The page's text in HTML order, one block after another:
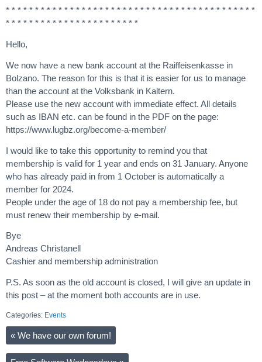
* * * * * * * * * * * * * * * * * * * * * * * * * * * * * * * * * * * * * * * * * * *
* * * * * * * * * * * * * * * * * * * * * * *
Hello,
We now have a new bank account at the Raiffeisenkasse in
Bolzano. The reason for this is that it is easier for us to manage
than the account at the Volksbank in Kaltern.
Please use the new account with immediate effect. All details
such as IBAN etc. can be found in the PDF on the page:
https://www.lugbz.org/become-a-member/
I would like to take this opportunity to remind you that
membership is valid for 1 year and ends on 31 January. Anyone
who has already paid in from 1 October is automatically a
member for 2024.
People under the age of 18 do not pay a membership fee, but
must renew their membership by e-mail.
Bye
Andreas Christanell
Cashier and membership administration
P.S. As soon as the old account is closed, I will give an update in
this post – at the moment both accounts are in use.
Categories: Events
« We have our own forum!